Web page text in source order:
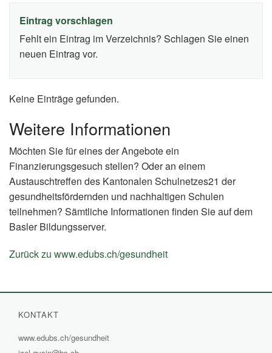
Keine Einträge gefunden.
Weitere Informationen
Möchten Sie für eines der Angebote ein
Finanzierungsgesuch stellen? Oder an einem
Austauschtreffen des Kantonalen Schulnetzes21 der
gesundheitsfördernden und nachhaltigen Schulen
teilnehmen? Sämtliche Informationen finden Sie auf dem
Basler Bildungsserver.
Zurück zu www.edubs.ch/gesundheit
Eintrag vorschlagen
Fehlt ein Eintrag im Verzeichnis? Schlagen Sie einen
neuen Eintrag vor.
KONTAKT
www.edubs.ch/gesundheit